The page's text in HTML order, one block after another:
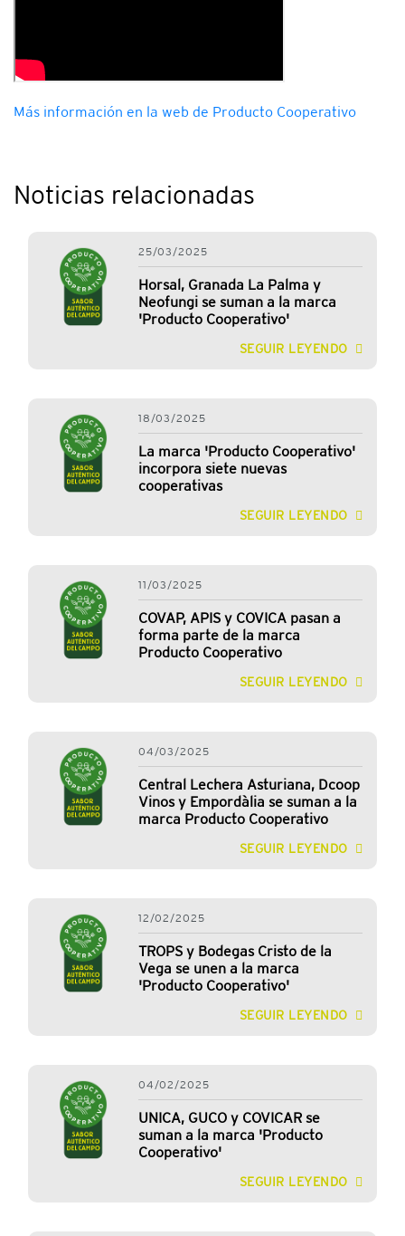
Más información en la web de Producto Cooperativo
Noticias relacionadas
25/03/2025
Horsal, Granada La Palma y
Neofungi se suman a la marca
'Producto Cooperativo'
SEGUIR LEYENDO
18/03/2025
La marca 'Producto Cooperativo'
incorpora siete nuevas
cooperativas
SEGUIR LEYENDO
11/03/2025
COVAP, APIS y COVICA pasan a
forma parte de la marca
Producto Cooperativo
SEGUIR LEYENDO
04/03/2025
Central Lechera Asturiana, Dcoop
Vinos y Empordàlia se suman a la
marca Producto Cooperativo
SEGUIR LEYENDO
12/02/2025
TROPS y Bodegas Cristo de la
Vega se unen a la marca
'Producto Cooperativo'
SEGUIR LEYENDO
04/02/2025
UNICA, GUCO y COVICAR se
suman a la marca 'Producto
Cooperativo'
SEGUIR LEYENDO